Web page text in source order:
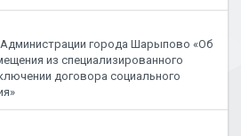
города Шарыпово «Об
из специализированного
договора социального